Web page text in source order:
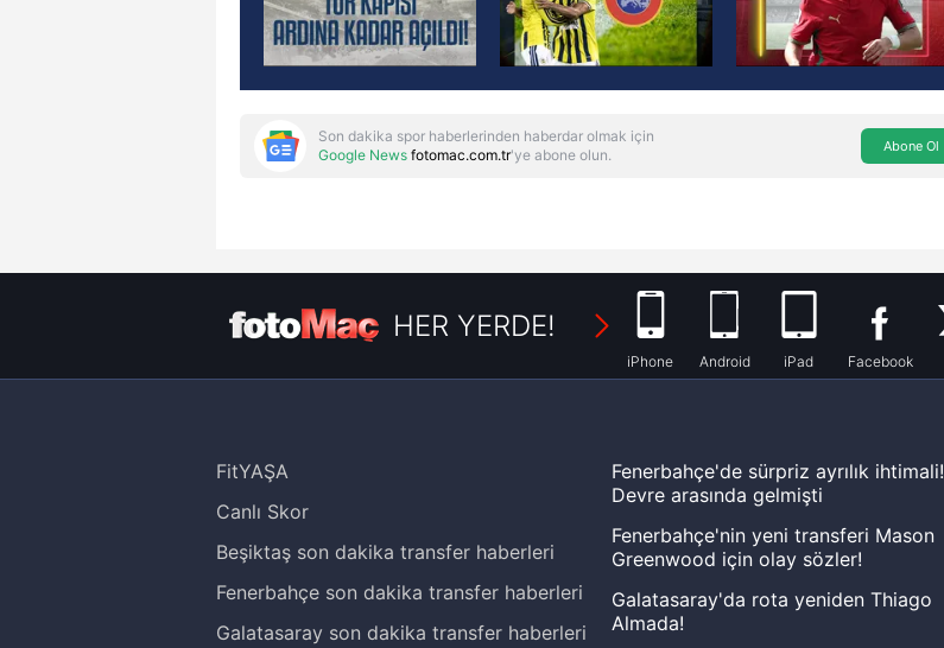
Son dakika spor haberlerinden haberdar olmak için
Google News fotomac.com.tr'ye abone olun. Abone Ol
HER YERDE!
iPhone Android iPad Facebook
FitYAŞA
Canlı Skor
Beşiktaş son dakika transfer haberleri
Fenerbahçe son dakika transfer haberleri
Galatasaray son dakika transfer haberleri
Fenerbahçe'de sürpriz ayrılık ihtimali!
Devre arasında gelmişti
Fenerbahçe'nin yeni transferi Mason
Greenwood için olay sözler!
Galatasaray'da rota yeniden Thiago
Almada!